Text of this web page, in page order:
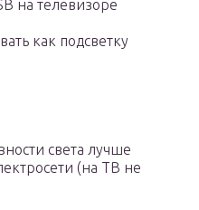
на телевизоре
как подсветку
света лучше
(на ТВ не